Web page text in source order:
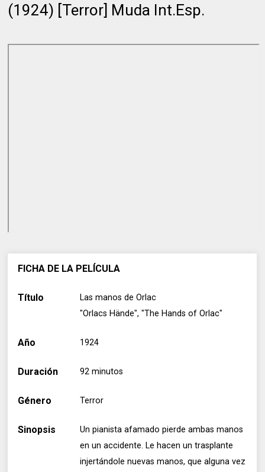
(1924) [Terror] Muda Int.Esp.
FICHA DE LA PELÍCULA
Título
Las manos de Orlac
"Orlacs Hände", "The Hands of Orlac"
Año 1924
Duración 92 minutos
Género Terror
Sinopsis
Un pianista afamado pierde ambas manos
en un accidente. Le hacen un trasplante
injertándole nuevas manos, que alguna vez